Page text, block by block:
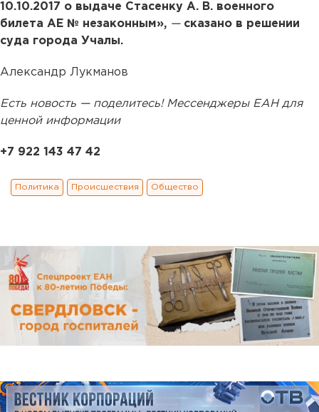
10.10.2017 о выдаче Стасенку А. В. военного
билета АЕ № незаконным», —сказано в решении
суда города Учалы.
Александр Лукманов
Есть новость — поделитесь! Мессенджеры ЕАН для
ценной информации
+7 922 143 47 42
Политика Происшествия Общество